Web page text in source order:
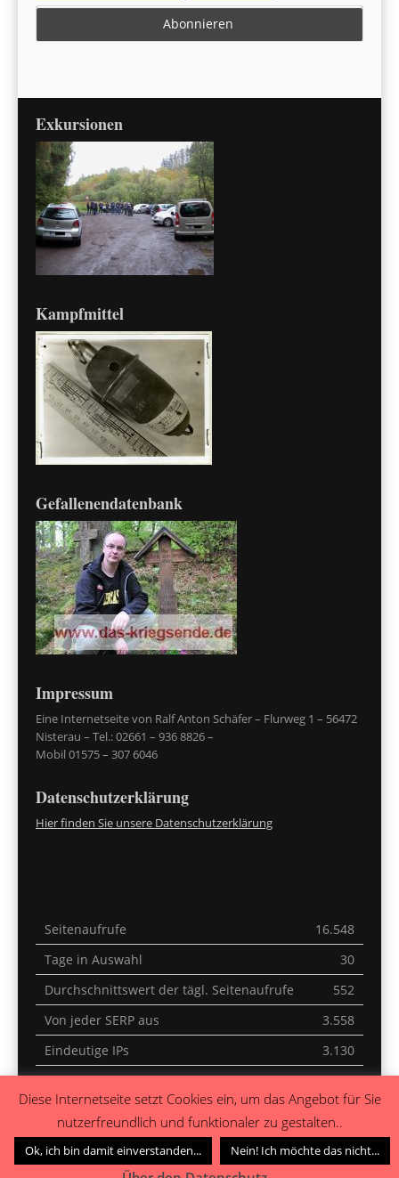
Exkursionen
Kampfmittel
Gefallenendatenbank
Impressum
Eine Internetseite von Ralf Anton Schäfer – Flurweg 1 – 56472
Nisterau – Tel.: 02661 – 936 8826 –
Mobil 01575 – 307 6046
Datenschutzerklärung
Hier finden Sie unsere Datenschutzerklärung
Seitenaufrufe
16.548
Tage in Auswahl
30
Durchschnittswert der tägl. Seitenaufrufe
552
Von jeder SERP aus
3.558
Eindeutige IPs
3.130
Letzte 30 Minuten
2
Gestern
0
Diese Internetseite setzt Cookies ein, um das Angebot für Sie
nutzerfreundlich und funktionaler zu gestalten..
Ok, ich bin damit einverstanden... Nein! Ich möchte das nicht...